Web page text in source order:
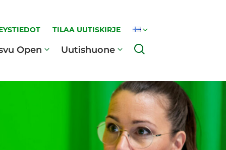
TILAA UUTISKIRJE
Open Uutishuone